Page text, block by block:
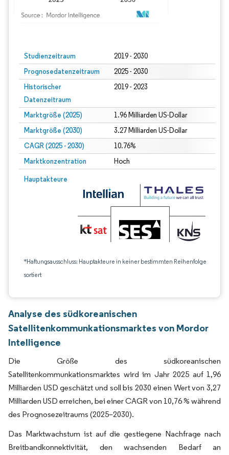
Studienzeitraum 2019 - 2030
Prognosedatenzeitraum 2025 - 2030
Historischer
Datenzeitraum
2019 - 2023
Marktgröße (2025) 1.96 Milliarden US-Dollar
Marktgröße (2030) 3.27 Milliarden US-Dollar
CAGR (2025 - 2030) 10.76%
Marktkonzentration Hoch
Hauptakteure
*Haftungsausschluss: Hauptakteure in keiner bestimmten Reihenfolge
sortiert
Analyse des südkoreanischen
Satellitenkommunkationsmarktes von Mordor
Intelligence
Die Größe des südkoreanischen
Satellitenkommunkationsmarktes wird im Jahr 2025 auf 1,96
Milliarden USD geschätzt und soll bis 2030 einen Wert von 3,27
Milliarden USD erreichen, bei einer CAGR von 10,76 % während
des Prognosezeitraums (2025–2030).
Das Marktwachstum ist auf die gestiegene Nachfrage nach
Breitbandkonnektivität, den wachsenden Bedarf an